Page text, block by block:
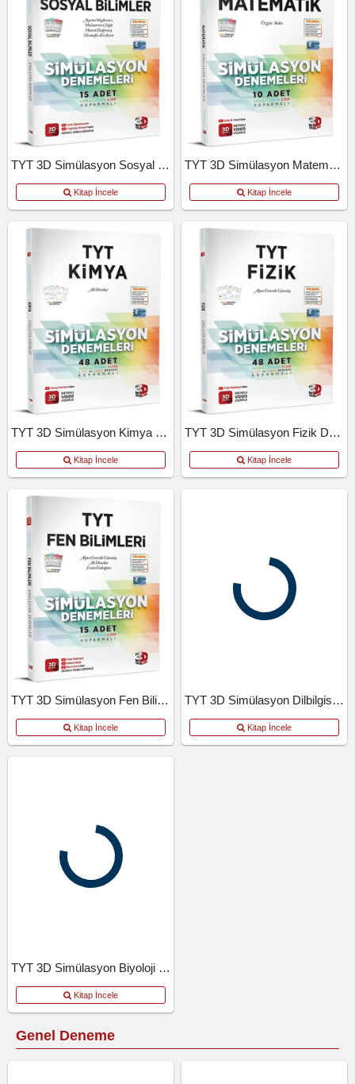
TYT 3D Simülasyon Sosyal Bilimler Denemeleri
Kitap İncele
TYT 3D Simülasyon Matematik Denemeleri
Kitap İncele
TYT 3D Simülasyon Kimya Denemeleri
Kitap İncele
TYT 3D Simülasyon Fizik Denemeleri
Kitap İncele
TYT 3D Simülasyon Fen Bilimleri Denemeleri
Kitap İncele
TYT 3D Simülasyon Dilbilgisi Denemeleri
Kitap İncele
TYT 3D Simülasyon Biyoloji Denemeleri
Kitap İncele
Genel Deneme